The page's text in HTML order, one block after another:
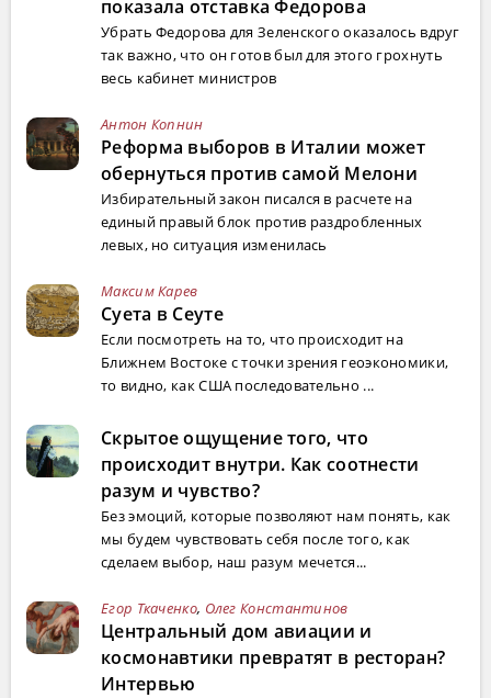
показала отставка Федорова
Убрать Федорова для Зеленского оказалось вдруг
так важно, что он готов был для этого грохнуть
весь кабинет министров
Антон Копнин
Реформа выборов в Италии может
обернуться против самой Мелони
Избирательный закон писался в расчете на
единый правый блок против раздробленных
левых, но ситуация изменилась
Максим Карев
Суета в Сеуте
Если посмотреть на то, что происходит на
Ближнем Востоке с точки зрения геоэкономики,
то видно, как США последовательно ...
Скрытое ощущение того, что
происходит внутри. Как соотнести
разум и чувство?
Без эмоций, которые позволяют нам понять, как
мы будем чувствовать себя после того, как
сделаем выбор, наш разум мечется...
Егор Ткаченко, Олег Константинов
Центральный дом авиации и
космонавтики превратят в ресторан?
Интервью